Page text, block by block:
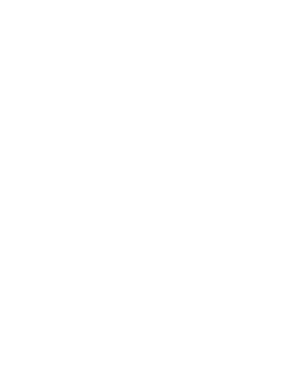
1 de agosto